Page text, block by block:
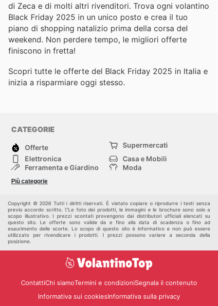
di Zeca e di molti altri rivenditori. Trova ogni volantino
Black Friday 2025 in un unico posto e crea il tuo
piano di shopping natalizio prima della corsa del
weekend. Non perdere tempo, le migliori offerte
finiscono in fretta!
Scopri tutte le offerte del Black Friday 2025 in Italia e
inizia a risparmiare oggi stesso.
CATEGORIE
Offerte
Supermercati
Elettronica
Casa e Mobili
Ferramenta e Giardino
Moda
Bambini e Neonati
Più categorie
Copyright © 2026 Tutti i diritti riservati. È vietato copiare o riprodurre i testi senza
previo accordo scritto. \"Le foto dei prodotti, le immagini e le brochure sono solo a
scopo illustrativo. I prezzi scontati provengono dai distributori ufficiali elencati su
questo sito. Le offerte sono valide da e fino alla data di scadenza o fino ad
esaurimento delle scorte. Lo scopo di questo sito è informativo e non può essere
utilizzato per rivendicare i prodotti. I prezzi possono variare a seconda della
posizione.
ContattiChi siamoTermini e condizioniSegnala il contenuto
Informativa sui cookiesInformativa sulla privacy